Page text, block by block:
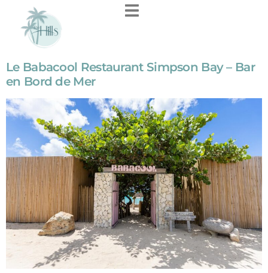
principal
Le Babacool Restaurant Simpson Bay – Bar
en Bord de Mer